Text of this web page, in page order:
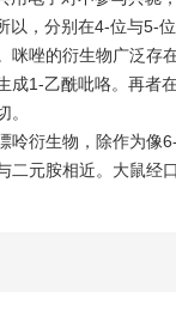
，分别在4-位与5-
咪唑的衍生物广泛存
成1-乙酰吡咯。再者
。
呤衍生物，除作为像
二元胺相近。大鼠经